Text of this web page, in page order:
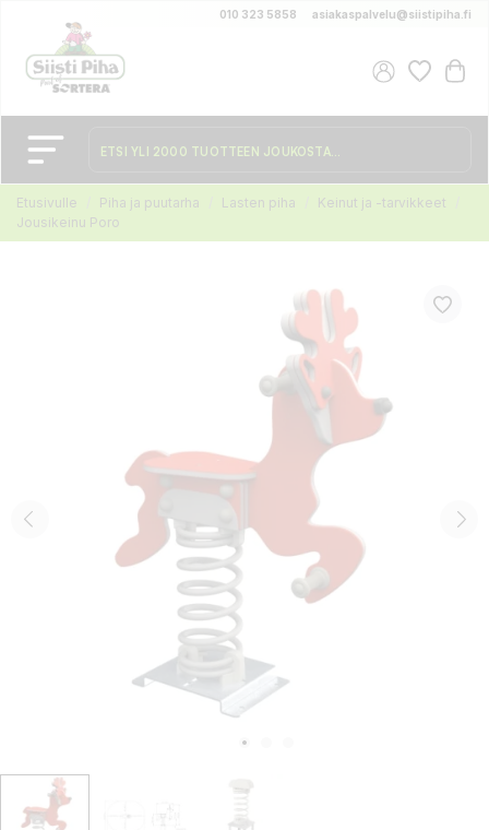
010 323 5858 asiakaspalvelu@siistipiha.fi
Etusivulle Piha ja puutarha Lasten piha
Keinut ja -tarvikkeet
Jousikeinu Poro